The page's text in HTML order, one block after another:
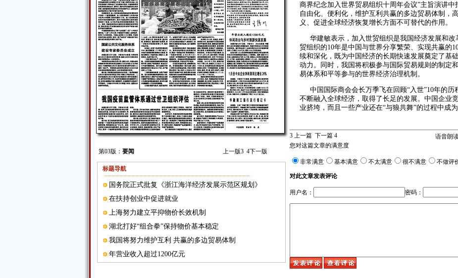
第03版： 要闻 上一版3 4下一版
标题导航
国务院正式批复《浙江海洋经济发展示范区规划》
在扶持创业中促进就业
上海努力建立平抑物价长效机制
湖北打好“组合拳”保持物价基本稳定
我国将努力维护互利 共赢的多边贸易体制
年营业收入超过1200亿元
商界纪念加入世界贸易组织十周年会议”主旨演讲
自由化、便利化，维护互利共赢的多边贸易体制，
义、促进全球经济恢复增长方面不可替代的作用。
华建敏表示，加入世贸组织是我国经济发展和
贸组织的10年是中国与世界分享繁荣、实现共赢的
续和深化，既为中国经济的长期快速发展奠定了基
动力。同时，我国将积极参与国际贸易规则的制定
易体系和平等参与的世界经济治理机制。
中国国际商会会长万季飞在回顾“入世”10年的历
不断融入全球经济，取得了长足的发展。中国企业
业挤垮，而且一些产业还在“与狼共舞”的过程中成
3 上一篇 下一篇 4 语音朗
您对这篇文章的满意度
非常满意 基本满意 不太满意 很不满意 不做评
对此文章发表评论
用户名： 密码：